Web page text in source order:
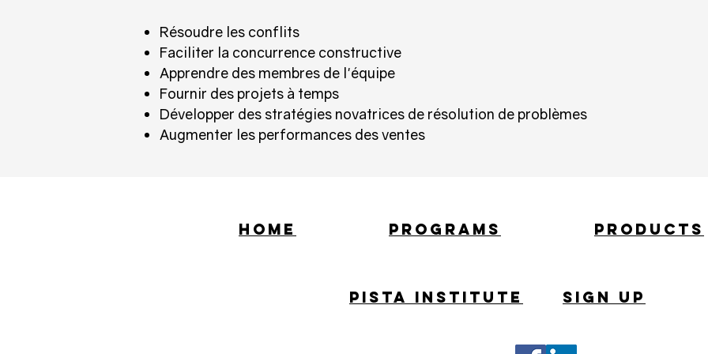
Résoudre les conflits
Faciliter la concurrence constructive
Apprendre des membres de l'équipe
Fournir des projets à temps
Développer des stratégies novatrices de résolution de problèmes
Augmenter les performances des ventes
HOME PROGRAMS PROducts
PISTA INSTITUTE SIGN UP